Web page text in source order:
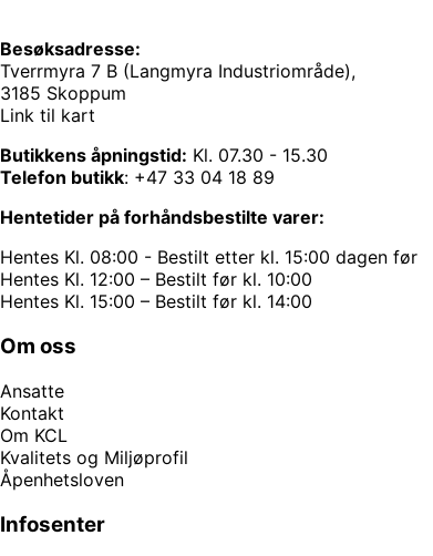
Besøksadresse:
Tverrmyra 7 B (Langmyra Industriområde),
3185 Skoppum
Link til kart
Butikkens åpningstid: Kl. 07.30 - 15.30
Telefon butikk: +47 33 04 18 89
Hentetider på forhåndsbestilte varer:
Hentes Kl. 08:00 - Bestilt etter kl. 15:00 dagen før
Hentes Kl. 12:00 – Bestilt før kl. 10:00
Hentes Kl. 15:00 – Bestilt før kl. 14:00
Om oss
Ansatte
Kontakt
Om KCL
Kvalitets og Miljøprofil
Åpenhetsloven
Infosenter